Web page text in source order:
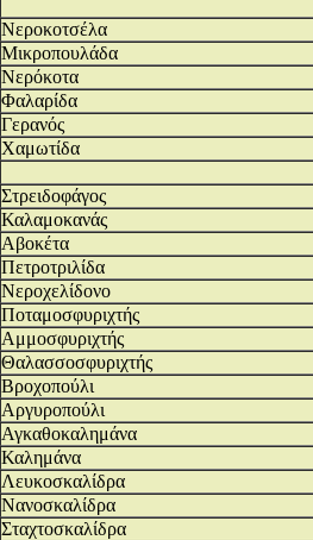
Νεροκοτσέλα
Μικροπουλάδα
Νερόκοτα
Φαλαρίδα
Γερανός
Χαμωτίδα
Στρειδοφάγος
Καλαμοκανάς
Αβοκέτα
Πετροτριλίδα
Νεροχελίδονο
Ποταμοσφυριχτής
Αμμοσφυριχτής
Θαλασσοσφυριχτής
Βροχοπούλι
Αργυροπούλι
Αγκαθοκαλημάνα
Καλημάνα
Λευκοσκαλίδρα
Νανοσκαλίδρα
Σταχτοσκαλίδρα